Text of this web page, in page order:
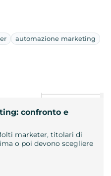
automazione marketing
confronto e
marketer, titolari di
o poi devono scegliere